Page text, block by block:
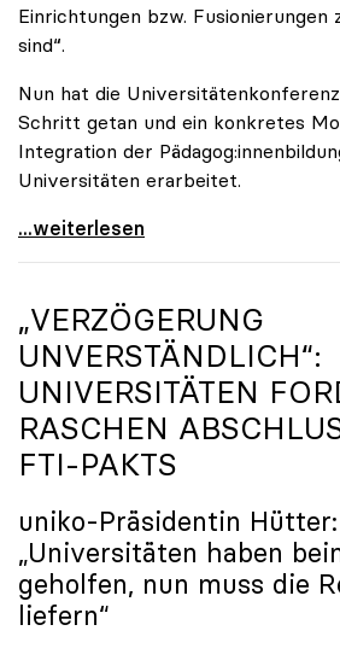
Einrichtungen bzw. Fusionierungen
sind“.
Nun hat die
Schritt getan und ein konkretes
Integration der
Universitäten erarbeitet.
Schools of Education an den
...weiterlesen
„VERZÖGERUNG
UNVERSTÄNDLICH“:
UNIVERSITÄTEN
RASCHEN
FTI-PAKTS
uniko-Präsidentin Hütter:
„Universitäten haben
geholfen, nun muss die
liefern“